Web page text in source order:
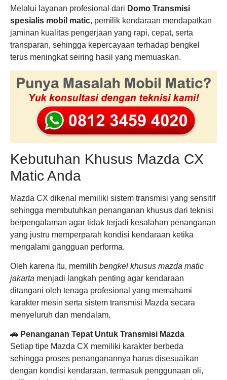
Melalui layanan profesional dari Domo Transmisi
spesialis mobil matic, pemilik kendaraan mendapatkan
jaminan kualitas pengerjaan yang rapi, cepat, serta
transparan, sehingga kepercayaan terhadap bengkel
terus meningkat seiring hasil yang memuaskan.
Kebutuhan Khusus Mazda CX
Matic Anda
Mazda CX dikenal memiliki sistem transmisi yang sensitif
sehingga membutuhkan penanganan khusus dari teknisi
berpengalaman agar tidak terjadi kesalahan penanganan
yang justru memperparah kondisi kendaraan ketika
mengalami gangguan performa.
Oleh karena itu, memilih bengkel khusus mazda matic
jakarta menjadi langkah penting agar kendaraan
ditangani oleh tenaga profesional yang memahami
karakter mesin serta sistem transmisi Mazda secara
menyeluruh dan mendalam.
🚗 Penanganan Tepat Untuk Transmisi Mazda
Setiap tipe Mazda CX memiliki karakter berbeda
sehingga proses penanganannya harus disesuaikan
dengan kondisi kendaraan, termasuk penggunaan oli,